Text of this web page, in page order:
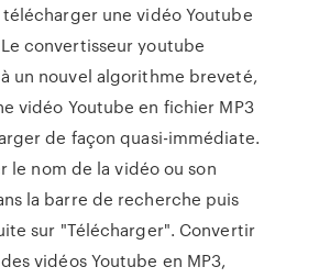
une vidéo Youtube
convertisseur youtube
un nouvel algorithme breveté,
vidéo Youtube en fichier MP3
de façon quasi-immédiate.
le nom de la vidéo ou son
la barre de recherche puis
sur "Télécharger". Convertir
vidéos Youtube en MP3,